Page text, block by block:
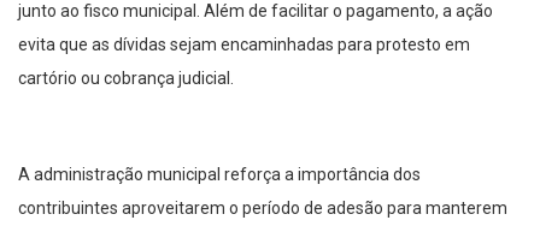
junto ao fisco municipal. Além de facilitar o pagamento, a ação
evita que as dívidas sejam encaminhadas para protesto em
cartório ou cobrança judicial.
A administração municipal reforça a importância dos
contribuintes aproveitarem o período de adesão para manterem